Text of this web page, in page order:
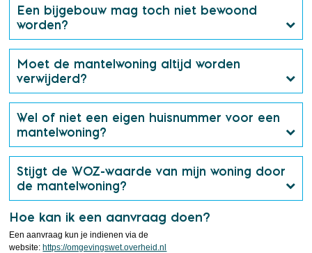
Een bijgebouw mag toch niet bewoond
worden?
Moet de mantelwoning altijd worden
verwijderd?
Wel of niet een eigen huisnummer voor een
mantelwoning?
Stijgt de WOZ-waarde van mijn woning door
de mantelwoning?
Hoe kan ik een aanvraag doen?
Een aanvraag kun je indienen via de
website: https://omgevingswet.overheid.nl